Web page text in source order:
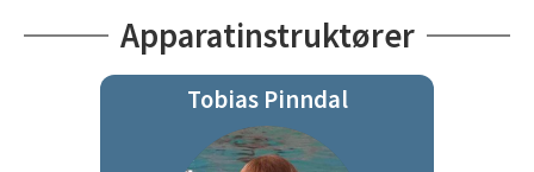
Apparatinstruktører
Tobias Pinndal